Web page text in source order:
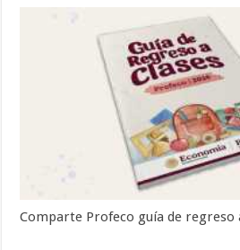
Comparte Profeco guía de regreso